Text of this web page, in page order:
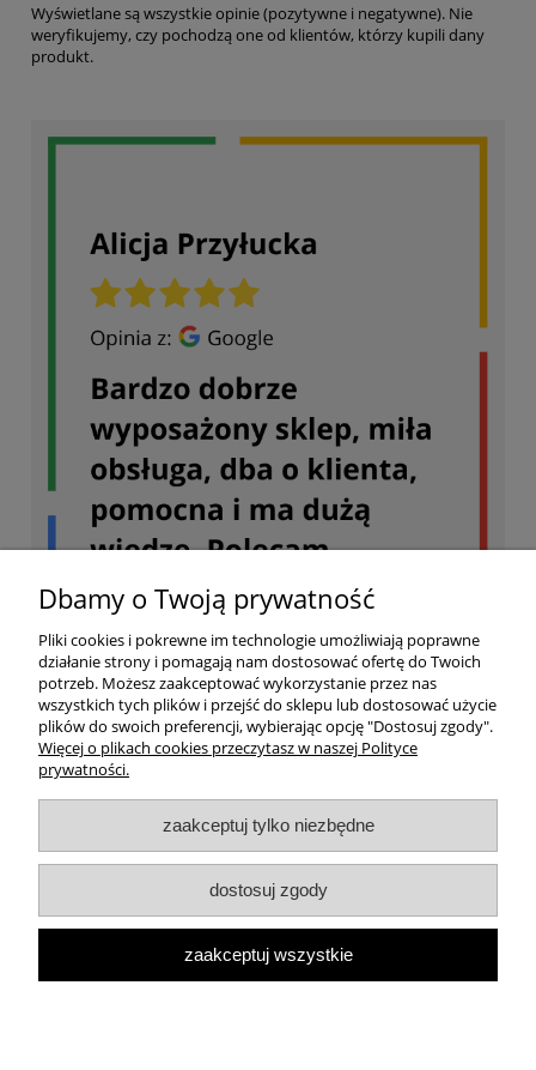
Wyświetlane są wszystkie opinie (pozytywne i negatywne). Nie
weryfikujemy, czy pochodzą one od klientów, którzy kupili dany
produkt.
Twoje konto
Dostawa
Ważne
Dbamy o Twoją prywatność
Pliki cookies i pokrewne im technologie umożliwiają poprawne
działanie strony i pomagają nam dostosować ofertę do Twoich
potrzeb. Możesz zaakceptować wykorzystanie przez nas
wszystkich tych plików i przejść do sklepu lub dostosować użycie
plików do swoich preferencji, wybierając opcję "Dostosuj zgody".
Więcej o plikach cookies przeczytasz w naszej Polityce
prywatności.
zaakceptuj tylko niezbędne
dostosuj zgody
zaakceptuj wszystkie